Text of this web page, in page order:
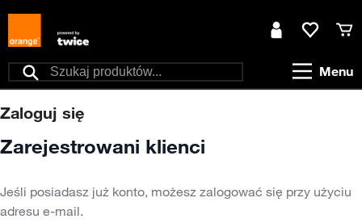
Przejdź do treści
Menu
Szukaj
Moje kontoUlubione
Zaloguj się
Zarejestrowani klienci
Jeśli posiadasz już konto, możesz zalogować się przy użyciu
adresu e-mail.